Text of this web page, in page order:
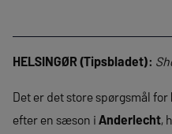
HELSINGØR (Tipsbladet):
Det er det store spørgsmål for
efter en sæson i Anderlecht,